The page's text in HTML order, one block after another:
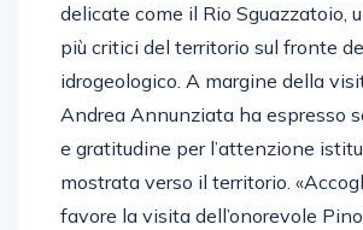
delicate come il Rio Sguazzatoio,
più critici del territorio sul fronte
idrogeologico. A margine della
Andrea Annunziata ha espresso
e gratitudine per l’attenzione
mostrata verso il territorio.
favore la visita dell’onorevole